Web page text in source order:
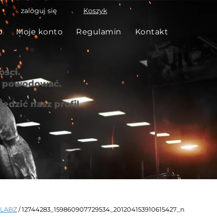
Koszyk
zaloguj się
Moje konto Regulamin Kontakt
/ 12744283_159860907729534_201204153910615427_n
nasz profil